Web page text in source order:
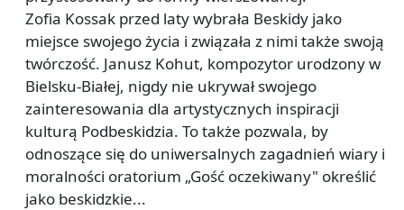
Zofia Kossak przed laty wybrała Beskidy jako
miejsce swojego życia i związała z nimi także swoją
twórczość. Janusz Kohut, kompozytor urodzony w
Bielsku-Białej, nigdy nie ukrywał swojego
zainteresowania dla artystycznych inspiracji
kulturą Podbeskidzia. To także pozwala, by
odnoszące się do uniwersalnych zagadnień wiary i
moralności oratorium „Gość oczekiwany" określić
jako beskidzkie...